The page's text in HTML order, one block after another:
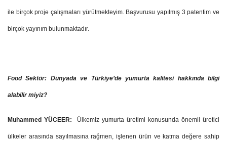
ile birçok proje çalışmaları yürütmekteyim. Başvurusu yapılmış 3 patentim ve
birçok yayınım bulunmaktadır.
Food Sektör: Dünyada ve Türkiye’de yumurta kalitesi hakkında bilgi
alabilir miyiz?
Muhammed YÜCEER: Ülkemiz yumurta üretimi konusunda önemli üretici
ülkeler arasında sayılmasına rağmen, işlenen ürün ve katma değere sahip